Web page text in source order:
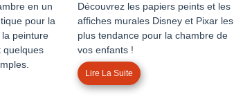
en un
pour la
peinture
quelques
Découvrez les papiers peints et les
affiches murales Disney et Pixar les
plus tendance pour la chambre de
vos enfants !
Lire La Suite